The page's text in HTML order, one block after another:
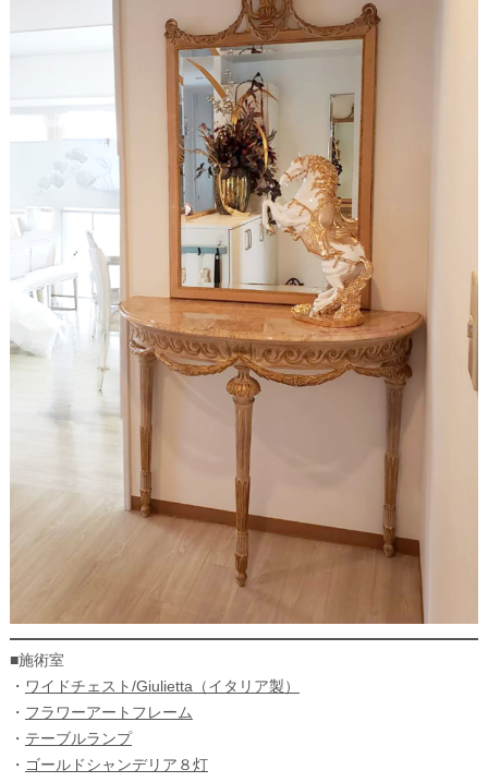
■施術室
・ ワイドチェスト/Giulietta（イタリア製）
・ フラワーアートフレーム
・ テーブルランプ
・ ゴールドシャンデリア８灯